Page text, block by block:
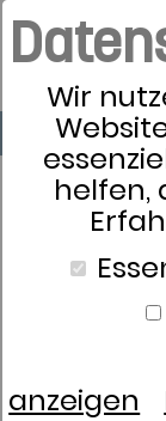
Wir
helfen,
anzeigen